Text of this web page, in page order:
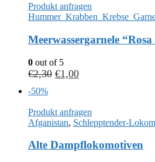
Produkt anfragen
Meerwassergarnele
0 out of 5
€2,30 €1,00
-50%
Produkt anfragen
Afganistan, Schlepptender-
Alte Dampflokomotiven